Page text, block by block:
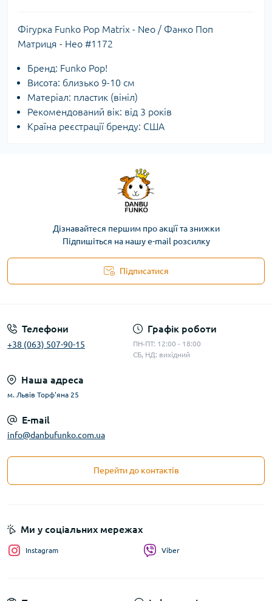
Фігурка Funko Pop Matrix - Neo / Фанко Поп
Матриця - Нео #1172
Бренд: Funko Pop!
Висота: близько 9-10 см
Матеріал: пластик (вініл)
Рекомендований вік: від 3 років
Країна реєстрації бренду: США
Дізнавайтеся першим про акції та знижки
Підпишіться на нашу e-mail розсилку
Підписатися
Телефони
+38 (063) 507-90-15
Графік роботи
ПН-ПТ: 12:00 - 18:00
СБ, НД: вихідний
Наша адреса
м. Львів Торф'яна 25
E-mail
info@danbufunko.com.ua
Перейти до контактів
Ми у соціальних мережах
Instagram Viber